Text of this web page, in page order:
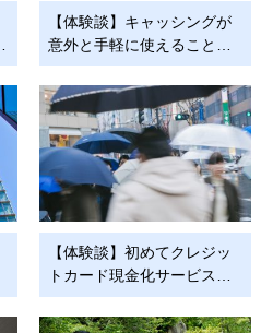
【体験談】キャッシングが
意外と手軽に使えること…
【体験談】初めてクレジッ
トカード現金化サービス…